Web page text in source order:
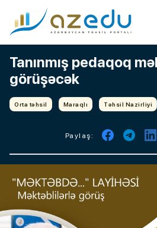
Tanınmış pedaqoq
görüşəcək
Orta təhsil Maraqlı Təhsil Nazirliyi
Paylaş: